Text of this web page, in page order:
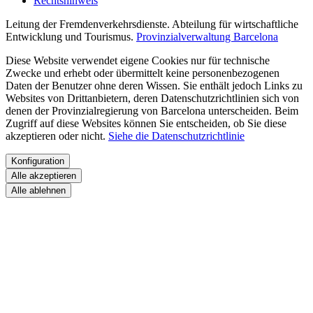
Leitung der Fremdenverkehrsdienste. Abteilung für wirtschaftliche
Entwicklung und Tourismus. Provinzialverwaltung Barcelona
Diese Website verwendet eigene Cookies nur für technische
Zwecke und erhebt oder übermittelt keine personenbezogenen
Daten der Benutzer ohne deren Wissen. Sie enthält jedoch Links zu
Websites von Drittanbietern, deren Datenschutzrichtlinien sich von
denen der Provinzialregierung von Barcelona unterscheiden. Beim
Zugriff auf diese Websites können Sie entscheiden, ob Sie diese
akzeptieren oder nicht. Siehe die Datenschutzrichtlinie
Konfiguration
Alle akzeptieren
Alle ablehnen